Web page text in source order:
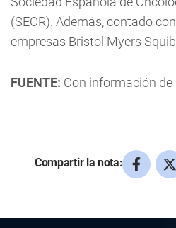
(SEOR). Además, contado
empresas Bristol Myers
FUENTE: Con información de
Compartir la nota: